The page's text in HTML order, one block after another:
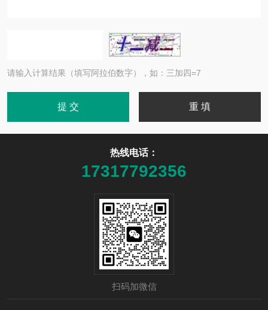
请输入计算结果（填写阿拉伯数字），如：三加四=7
热线电话：
17317792356
扫码加微信